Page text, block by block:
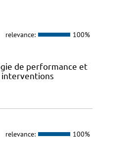
relevance: 100%
de performance et
interventions
relevance: 100%